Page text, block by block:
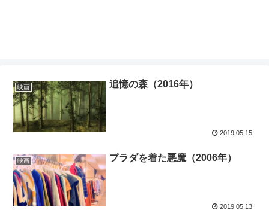
映画 追憶の森（2016年）
2019.05.15
映画 プラダを着た悪魔（2006年）
2019.05.13